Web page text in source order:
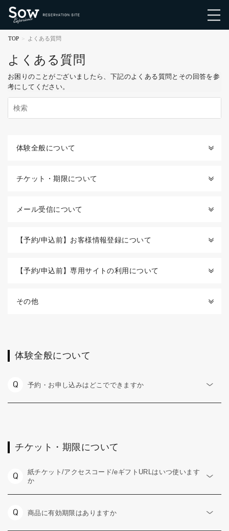
TOP よくある質問
よくある質問
お困りのことがございましたら、下記のよくある質問とその回答を参
考にしてください。
体験全般について
チケット・期限について
メール受信について
【予約/申込前】お客様情報登録について
【予約/申込前】専用サイトの利用について
その他
体験全般について
Q 予約・お申し込みはどこでできますか
チケット・期限について
Q
紙チケット/アクセスコード/eギフトURLはいつ使います
か
Q 商品に有効期限はありますか